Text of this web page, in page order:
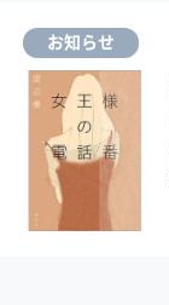
お知らせ